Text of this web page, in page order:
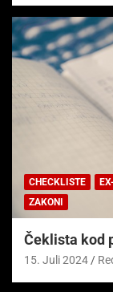
CHECKLISTE
ZAKONI
Čeklista kod
15. Juli 2024